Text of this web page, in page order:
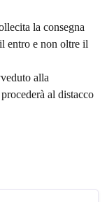
la consegna
entro e non oltre il
alla
al distacco